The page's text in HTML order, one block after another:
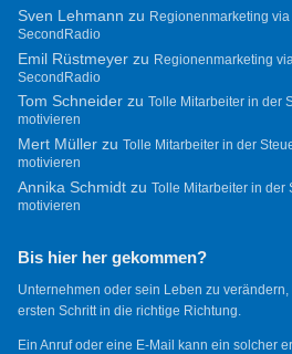
Sven Lehmann zu Regionenmarketing
SecondRadio
Emil Rüstmeyerzu Regionenmarketing
SecondRadio
Tom Schneiderzu Tolle Mitarbeiter in der
motivieren
Mert Müllerzu Tolle Mitarbeiter in der
motivieren
Annika Schmidtzu Tolle Mitarbeiter in der
motivieren
Bis hier her gekommen?
Unternehmen oder sein Leben zu
ersten Schritt in die richtige Richtung.
Ein Anruf oder eine E-Mail kann ein solcher